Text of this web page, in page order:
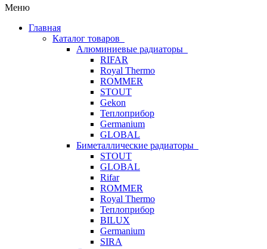
Меню
Главная
Каталог товаров
Алюминиевые радиаторы
RIFAR
Royal Thermo
ROMMER
STOUT
Gekon
Теплоприбор
Germanium
GLOBAL
Биметаллические радиаторы
STOUT
GLOBAL
Rifar
ROMMER
Royal Thermo
Теплоприбор
BILUX
Germanium
SIRA